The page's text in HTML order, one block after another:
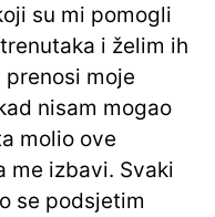
su mi pomogli
i želim ih
moje
nisam mogao
molio ove
me izbavi. Svaki
se podsjetim